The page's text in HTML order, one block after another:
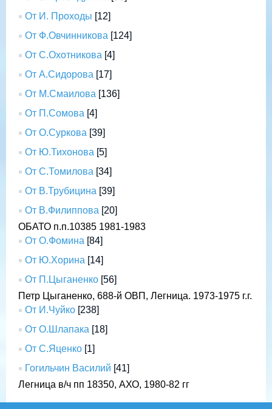
От И. Проходы [12]
От Ф.Овчинникова [124]
От С.Охотникова [4]
От А.Сидорова [17]
От М.Смаилова [136]
От П.Сомова [4]
От О.Суркова [39]
От Ю.Тихонова [5]
От С.Томилова [34]
От В.Трубицина [39]
От В.Филиппова [20]
ОБАТО п.п.10385 1981-1983
От О.Фомина [84]
От Ю.Хорина [14]
От П.Цыганенко [56]
Петр Цыганенко, 688-й ОВП, Легница. 1973-1975 г.г.
От И.Чуйко [238]
От О.Шлапака [18]
От С.Яценко [1]
Гогильчин Василий [41]
Легница в/ч пп 18350, АХО, 1980-82 гг